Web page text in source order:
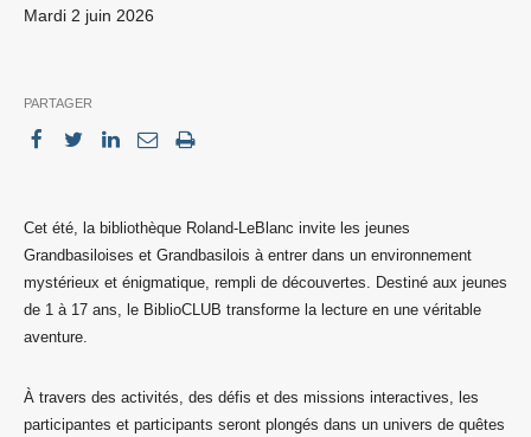
mardi 2 juin 2026
PARTAGER
Cet été, la bibliothèque Roland-LeBlanc invite les jeunes
Grandbasiloises et Grandbasilois à entrer dans un environnement
mystérieux et énigmatique, rempli de découvertes. Destiné aux jeunes
de 1 à 17 ans, le BiblioCLUB transforme la lecture en une véritable
aventure.
À travers des activités, des défis et des missions interactives, les
participantes et participants seront plongés dans un univers de quêtes